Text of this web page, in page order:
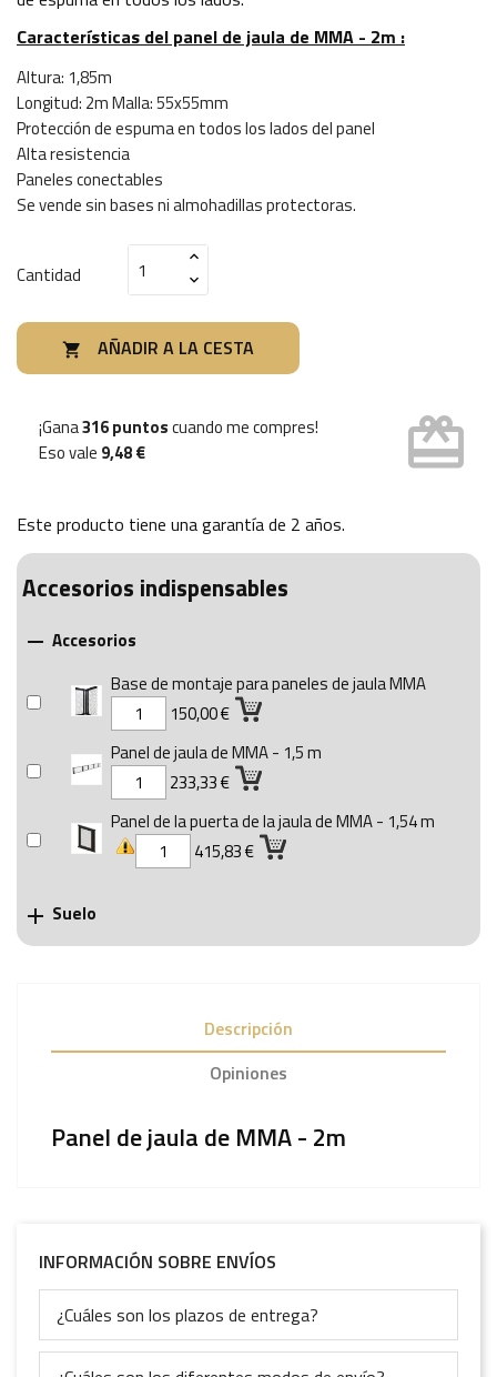
Características del panel de jaula de MMA - 2m :
Altura: 1,85m
Longitud: 2m Malla: 55x55mm
Protección de espuma en todos los lados del panel
Alta resistencia
Paneles conectables
Se vende sin bases ni almohadillas protectoras.
Cantidad
 AÑADIR A LA CESTA
¡Gana316 puntoscuando me compres!
Eso vale 9,48 € card_giftcard
Este producto tiene una garantía de 2 años.
Accesorios indispensables
 Accesorios
Base de montaje para paneles de jaula MMA
150,00 €
Panel de jaula de MMA - 1,5 m
233,33 €
Panel de la puerta de la jaula de MMA - 1,54 m
415,83 €
 Suelo
Descripción
Opiniones
Panel de jaula de MMA - 2m
INFORMACIÓN SOBRE ENVÍOS
¿Cuáles son los plazos de entrega?